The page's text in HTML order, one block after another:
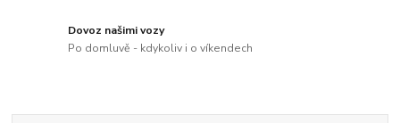
Dovoz našimi vozy
Po domluvě - kdykoliv i o víkendech